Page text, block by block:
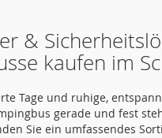
&
kaufen im
Tage und ruhige,
gerade und fest
Sie ein umfassendes